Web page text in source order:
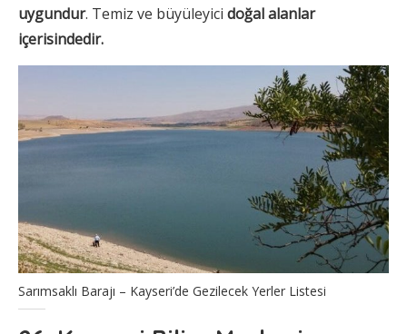
uygundur. Temiz ve büyüleyici doğal alanlar
içerisindedir.
Sarımsaklı Barajı – Kayseri’de Gezilecek Yerler Listesi